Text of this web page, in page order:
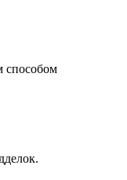
способом